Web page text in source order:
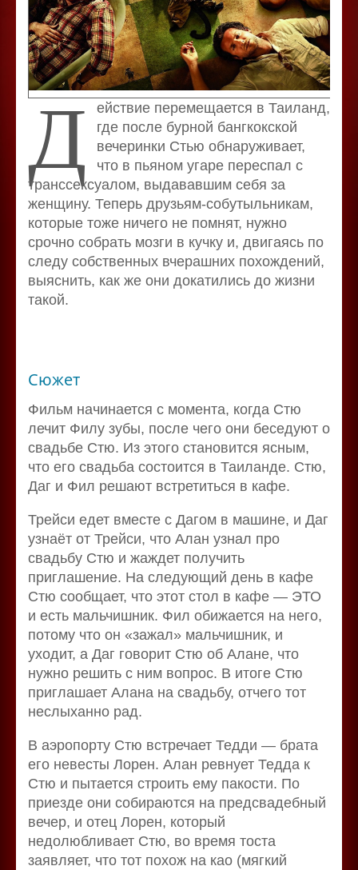
Д ействие перемещается в Таиланд,
где после бурной бангкокской
вечеринки Стью обнаруживает,
что в пьяном угаре переспал с
транссексуалом, выдававшим себя за
женщину. Теперь друзьям-собутыльникам,
которые тоже ничего не помнят, нужно
срочно собрать мозги в кучку и, двигаясь по
следу собственных вчерашних похождений,
выяснить, как же они докатились до жизни
такой.
Сюжет
Фильм начинается с момента, когда Стю
лечит Филу зубы, после чего они беседуют о
свадьбе Стю. Из этого становится ясным,
что его свадьба состоится в Таиланде. Стю,
Даг и Фил решают встретиться в кафе.
Трейси едет вместе с Дагом в машине, и Даг
узнаёт от Трейси, что Алан узнал про
свадьбу Стю и жаждет получить
приглашение. На следующий день в кафе
Стю сообщает, что этот стол в кафе — ЭТО
и есть мальчишник. Фил обижается на него,
потому что он «зажал» мальчишник, и
уходит, а Даг говорит Стю об Алане, что
нужно решить с ним вопрос. В итоге Стю
приглашает Алана на свадьбу, отчего тот
неслыханно рад.
В аэропорту Стю встречает Тедди — брата
его невесты Лорен. Алан ревнует Тедда к
Стю и пытается строить ему пакости. По
приезде они собираются на предсвадебный
вечер, и отец Лорен, который
недолюбливает Стю, во время тоста
заявляет, что тот похож на као (мягкий